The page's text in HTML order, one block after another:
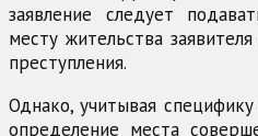
заявление следует
месту жительства
преступления.
Однако, учитывая
определение места